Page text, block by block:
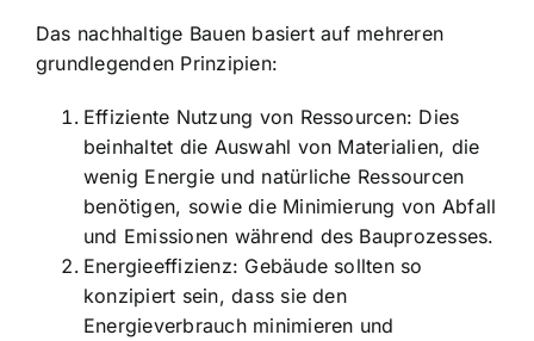
Das nachhaltige Bauen basiert auf mehreren
grundlegenden Prinzipien:
Effiziente Nutzung von Ressourcen: Dies
beinhaltet die Auswahl von Materialien, die
wenig Energie und natürliche Ressourcen
benötigen, sowie die Minimierung von Abfall
und Emissionen während des Bauprozesses.
Energieeffizienz: Gebäude sollten so
konzipiert sein, dass sie den
Energieverbrauch minimieren und